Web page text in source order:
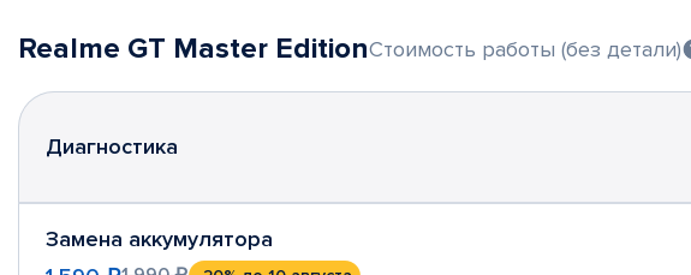
Realme GT Master EditionСтоимость работы (без детали)
Диагностика
Замена аккумулятора